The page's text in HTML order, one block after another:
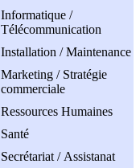
Informatique /
Télécommunication
Installation / Maintenance
Marketing / Stratégie
commerciale
Ressources Humaines
Santé
Secrétariat / Assistanat